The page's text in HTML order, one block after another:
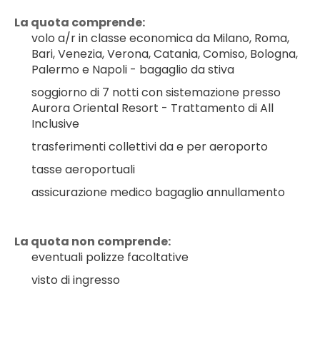
La quota comprende:
volo a/r in classe economica da Milano, Roma,
Bari, Venezia, Verona, Catania, Comiso, Bologna,
Palermo e Napoli - bagaglio da stiva
soggiorno di 7 notti con sistemazione presso
Aurora Oriental Resort - Trattamento di All
Inclusive
trasferimenti collettivi da e per aeroporto
tasse aeroportuali
assicurazione medico bagaglio annullamento
La quota non comprende:
eventuali polizze facoltative
visto di ingresso